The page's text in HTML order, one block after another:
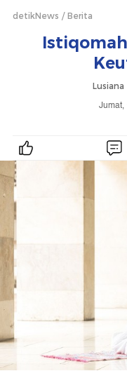
detikNews Berita
Jumat,